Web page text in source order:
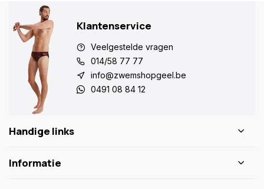
Klantenservice
Veelgestelde vragen
014/58 77 77
info@zwemshopgeel.be
0491 08 84 12
Handige links
Informatie